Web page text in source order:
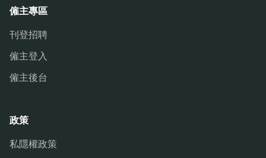
僱主專區
刊登招聘
僱主登入
僱主後台
政策
私隱權政策